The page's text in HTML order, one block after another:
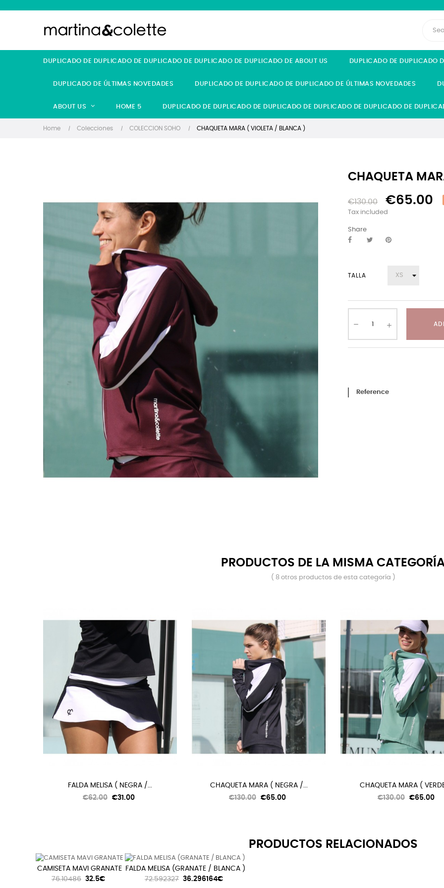
DUPLICADO DE DUPLICADO DE DUPLICADO DE DUPLICADO DE DUPLICADO DE ABOUT US DUPLICADO DE DUPLICADO
DUPLICADO DE ÚLTIMAS NOVEDADES DUPLICADO DE DUPLICADO DE DUPLICADO DE ÚLTIMAS NOVEDADES
ABOUT US HOME 5 DUPLICADO DE DUPLICADO DE DUPLICADO DE DUPLICADO DE DUPLICADO DE
Home Colecciones COLECCION SOHO CHAQUETA MARA ( VIOLETA / BLANCA )
CHAQUETA
€130.00 €65.00
Tax included
Share
TALLA
Reference
PRODUCTOS DE LA MISMA
( 8 otros productos de esta categoría )
FALDA MELISA ( NEGRA /...
Regular
€62.00 Price
€31.00
CHAQUETA MARA ( NEGRA /...
Regular
€130.00 Price
€65.00
CHAQUETA MARA (
Regular
€130.00 Price
€65.00
PRODUCTOS RELACIONADOS
CAMISETA MAVI GRANATE
76.10486 32.5€
FALDA MELISA (GRANATE / BLANCA )
72.592327 36.296164€